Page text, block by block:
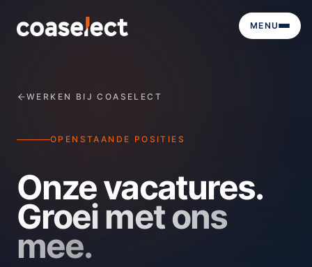
MENU
WERKEN BIJ COASELECT
OPENSTAANDE POSITIES
Onze vacatures.
Groei met ons
mee.